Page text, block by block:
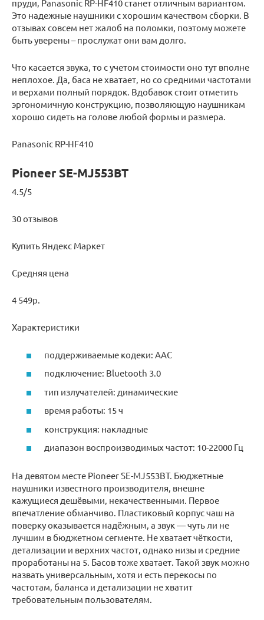
пруди, Panasonic RP-HF410 станет отличным вариантом.
Это надежные наушники с хорошим качеством сборки. В
отзывах совсем нет жалоб на поломки, поэтому можете
быть уверены – прослужат они вам долго.
Что касается звука, то с учетом стоимости оно тут вполне
неплохое. Да, баса не хватает, но со средними частотами
и верхами полный порядок. Вдобавок стоит отметить
эргономичную конструкцию, позволяющую наушникам
хорошо сидеть на голове любой формы и размера.
Panasonic RP-HF410
Pioneer SE-MJ553BT
4.5/5
30 отзывов
Купить Яндекс Маркет
Средняя цена
4 549р.
Характеристики
поддерживаемые кодеки: AAC
подключение: Bluetooth 3.0
тип излучателей: динамические
время работы: 15 ч
конструкция: накладные
диапазон воспроизводимых частот: 10-22000 Гц
На девятом месте Pioneer SE-MJ553BT. Бюджетные
наушники известного производителя, внешне
кажущиеся дешёвыми, некачественными. Первое
впечатление обманчиво. Пластиковый корпус чаш на
поверку оказывается надёжным, а звук — чуть ли не
лучшим в бюджетном сегменте. Не хватает чёткости,
детализации и верхних частот, однако низы и средние
проработаны на 5. Басов тоже хватает. Такой звук можно
назвать универсальным, хотя и есть перекосы по
частотам, баланса и детализации не хватит
требовательным пользователям.